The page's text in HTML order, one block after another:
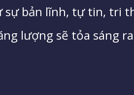
sự bản lĩnh, tự tin, tri
lượng sẽ tỏa sáng